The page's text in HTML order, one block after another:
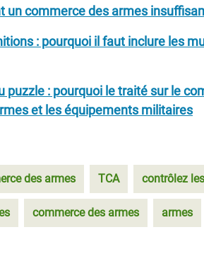
un commerce des armes
: pourquoi il faut inclure les
puzzle : pourquoi le traité sur le
et les équipements militaires
des armes TCA contrôlez
commerce des armes armes